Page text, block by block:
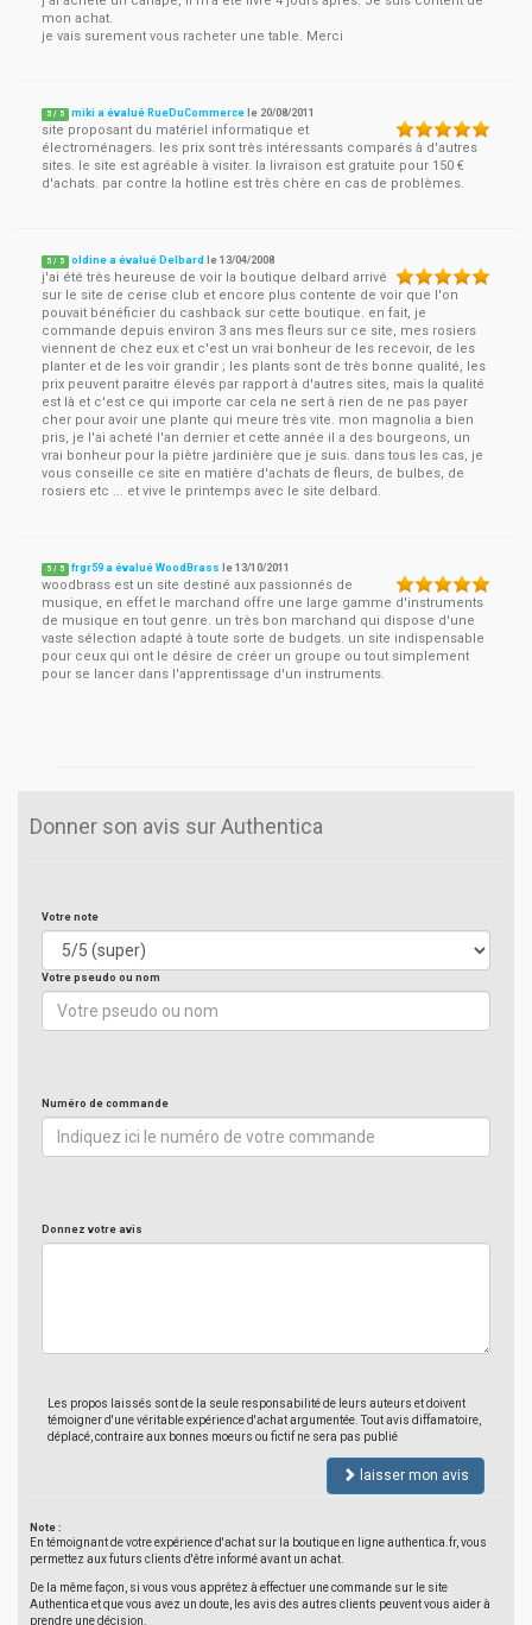
mon achat.
je vais surement vous racheter une table. Merci
5 / 5 miki a évalué RueDuCommerce le 20/08/2011
site proposant du matériel informatique et
électroménagers. les prix sont très intéressants comparés à d'autres
sites. le site est agréable à visiter. la livraison est gratuite pour 150 €
d'achats. par contre la hotline est très chère en cas de problèmes.
5 / 5 oldine a évalué Delbard le13/04/2008
j'ai été très heureuse de voir la boutique delbard arrivé
sur le site de cerise club et encore plus contente de voir que l'on
pouvait bénéficier du cashback sur cette boutique. en fait, je
commande depuis environ 3 ans mes fleurs sur ce site, mes rosiers
viennent de chez eux et c'est un vrai bonheur de les recevoir, de les
planter et de les voir grandir ; les plants sont de très bonne qualité, les
prix peuvent paraitre élevés par rapport à d'autres sites, mais la qualité
est là et c'est ce qui importe car cela ne sert à rien de ne pas payer
cher pour avoir une plante qui meure très vite. mon magnolia a bien
pris, je l'ai acheté l'an dernier et cette année il a des bourgeons, un
vrai bonheur pour la piètre jardinière que je suis. dans tous les cas, je
vous conseille ce site en matière d'achats de fleurs, de bulbes, de
rosiers etc ... et vive le printemps avec le site delbard.
5 / 5 frgr59 a évalué WoodBrass le13/10/2011
woodbrass est un site destiné aux passionnés de
musique, en effet le marchand offre une large gamme d'instruments
de musique en tout genre. un très bon marchand qui dispose d'une
vaste sélection adapté à toute sorte de budgets. un site indispensable
pour ceux qui ont le désire de créer un groupe ou tout simplement
pour se lancer dans l'apprentissage d'un instruments.
Donner son avis sur Authentica
Votre note
Votre pseudo ou nom
Numéro de commande
Donnez votre avis
Les propos laissés sont de la seule responsabilité de leurs auteurs et doivent
témoigner d'une véritable expérience d'achat argumentée. Tout avis diffamatoire,
déplacé, contraire aux bonnes moeurs ou fictif ne sera pas publié
laisser mon avis
Note :
En témoignant de votre expérience d'achat sur la boutique en ligne authentica.fr, vous
permettez aux futurs clients d'être informé avant un achat.
De la même façon, si vous vous apprêtez à effectuer une commande sur le site
Authentica et que vous avez un doute, les avis des autres clients peuvent vous aider à
prendre une décision.